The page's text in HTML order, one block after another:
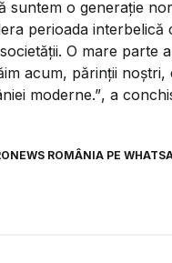
suntem o generație
perioada
O mare parte
acum, părinții
moderne.”, a
ROMÂNIA PE